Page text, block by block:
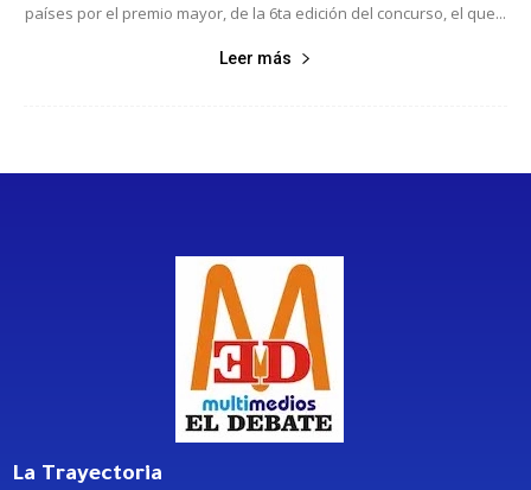
países por el premio mayor, de la 6ta edición del concurso, el que...
Leer más
La Trayectoria